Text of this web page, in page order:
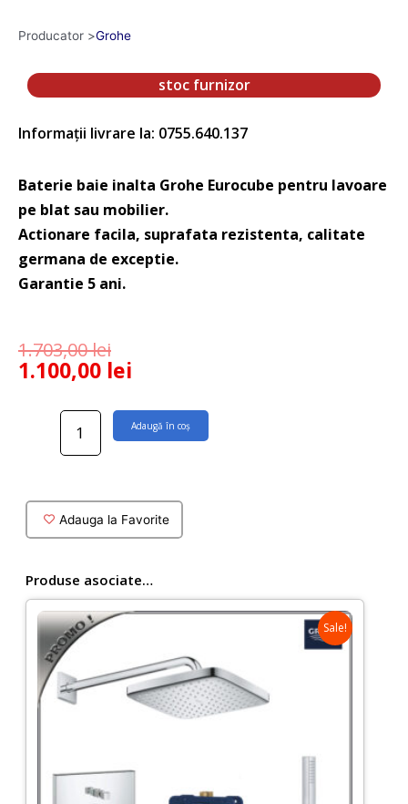
Producator >Grohe
stoc furnizor
Informații livrare la: 0755.640.137
Baterie baie inalta Grohe Eurocube pentru lavoare
pe blat sau mobilier.
Actionare facila, suprafata rezistenta, calitate
germana de exceptie.
Garantie 5 ani.
1.703,00lei
1.100,00 lei
Cantitate
Grohe
Eurocube
Adaugă în coș
Adauga la Favorite
Produse asociate…
Sale!